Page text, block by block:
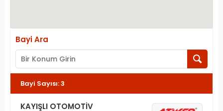
Bayi Ara
Bayi Sayısı:3
KAYIŞLI OTOMOTİV